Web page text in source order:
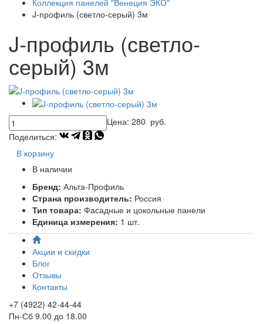
Коллекция панелей "Венеция ЭКО"
J-профиль (светло-серый) 3м
J-профиль (светло-
серый) 3м
Цена: 280 руб.
Поделиться:
В корзину
В наличии
Бренд: Альта-Профиль
Страна производитель: Россия
Тип товара: Фасадные и цокольные панели
Единица измерения: 1 шт.
Акции и скидки
Блог
Отзывы
Контакты
+7 (4922) 42-44-44
Пн-Сб 9.00 до 18.00